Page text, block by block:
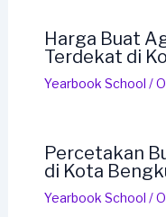
Harga Buat
Terdekat di
Yearbook School /
Percetakan
di Kota
Yearbook School /